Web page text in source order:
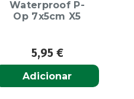
Waterproof P-
Op 7x5cm X5
5,95 €
Adicionar